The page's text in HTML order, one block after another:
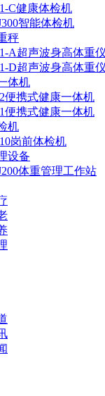
C健康体检机
智能体检机
秤
A超声波身高体重
D超声波身高体重仪
体机
便携式健康一体机
便携式健康一体机
机
岗前体检机
设备
体重管理工作站